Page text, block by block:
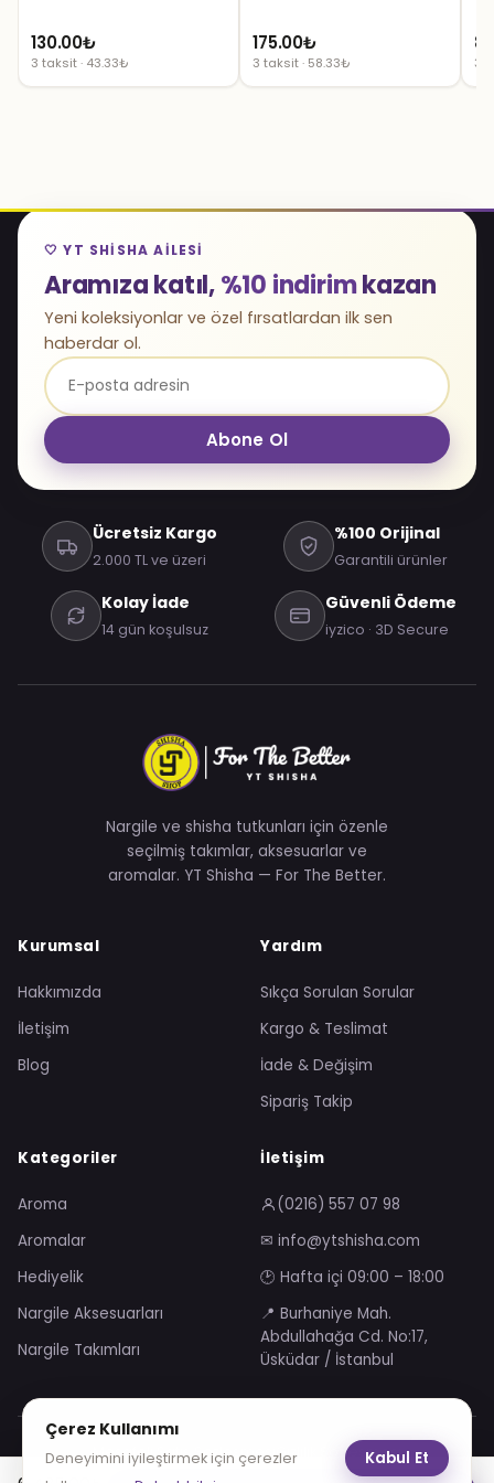
130.00₺
3 taksit · 43.33₺
175.00₺
3 taksit · 58.33₺ 3
🤍 YT SHISHA AILESI
Aramıza katıl,%10 indirimkazan
Yeni koleksiyonlar ve özel fırsatlardan ilk sen
haberdar ol.
Abone Ol
Ücretsiz Kargo
2.000 TL ve üzeri
%100 Orijinal
Garantili ürünler
Kolay İade
14 gün koşulsuz
Güvenli Ödeme
iyzico · 3D Secure
Nargile ve shisha tutkunları için özenle
seçilmiş takımlar, aksesuarlar ve
aromalar. YT Shisha — For The Better.
Kurumsal
Hakkımızda
İletişim
Blog
Yardım
Sıkça Sorulan Sorular
Kargo & Teslimat
İade & Değişim
Sipariş Takip
Kategoriler
Aroma
Aromalar
Hediyelik
Nargile Aksesuarları
Nargile Takımları
İletişim
(0216) 557 07 98
✉ info@ytshisha.com
🕑 Hafta içi 09:00 – 18:00
📍 Burhaniye Mah.
Abdullahağa Cd. No:17,
Üsküdar / İstanbul
Mesafeli Satış SözleşmesiGizlilik Sözleşmesi
KVKK Aydınlatma Metni
Çerez Politikası
Çerez Kullanımı
Deneyimini iyileştirmek için çerezler
Kabul Et